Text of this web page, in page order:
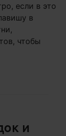
если в это
в
чтобы
и